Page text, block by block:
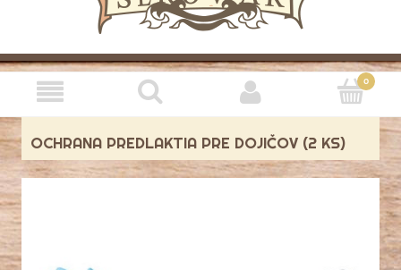
OCHRANA PREDLAKTIA PRE DOJIČOV (2 KS)